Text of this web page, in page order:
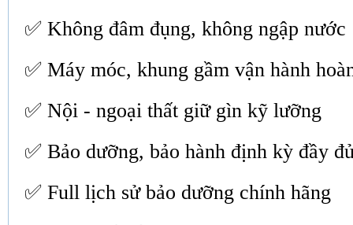
✅ Không đâm đụng, không ngập nước
✅ Máy móc, khung gầm vận hành
✅ Nội - ngoại thất giữ gìn kỹ lưỡng
✅ Bảo dưỡng, bảo hành định kỳ đầy
✅ Full lịch sử bảo dưỡng chính hãng